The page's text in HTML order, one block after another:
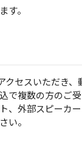
す。
クセスいただき、
で複数の方のご受
、外部スピーカ
い。